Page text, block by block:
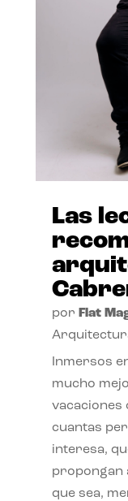
Las
por Flat
Inmersos
mucho
vacaciones
cuantas
interesa,
propongan
que sea,